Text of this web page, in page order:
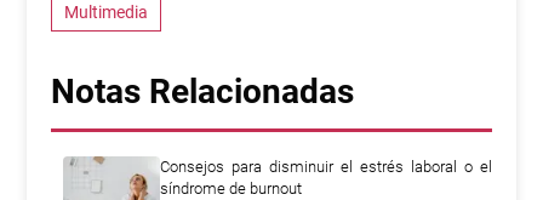
Multimedia
Notas Relacionadas
Consejos para disminuir el estrés laboral o el
síndrome de burnout